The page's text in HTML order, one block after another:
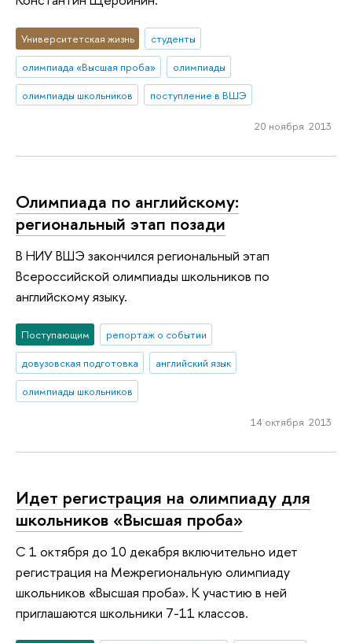
Университетская жизнь
студенты
олимпиада «Высшая проба»
олимпиады
олимпиады школьников
поступление в ВШЭ
20 ноября 2013
Олимпиада по английскому:
региональный этап позади
В НИУ ВШЭ закончился региональный этап
Всероссийской олимпиады школьников по
английскому языку.
Поступающим
репортаж о событии
довузовская подготовка
английский язык
олимпиады школьников
14 октября 2013
Идет регистрация на олимпиаду для
школьников «Высшая проба»
С 1 октября до 10 декабря включительно идет
регистрация на Межрегиональную олимпиаду
школьников «Высшая проба». К участию в ней
приглашаются школьники 7-11 классов.